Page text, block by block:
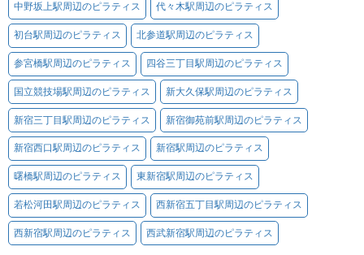
中野坂上駅周辺のピラティス 代々木駅周辺のピラティス
初台駅周辺のピラティス 北参道駅周辺のピラティス
参宮橋駅周辺のピラティス 四谷三丁目駅周辺のピラティス
国立競技場駅周辺のピラティス 新大久保駅周辺のピラティス
新宿三丁目駅周辺のピラティス 新宿御苑前駅周辺のピラティス
新宿西口駅周辺のピラティス 新宿駅周辺のピラティス
曙橋駅周辺のピラティス 東新宿駅周辺のピラティス
若松河田駅周辺のピラティス 西新宿五丁目駅周辺のピラティス
西新宿駅周辺のピラティス 西武新宿駅周辺のピラティス